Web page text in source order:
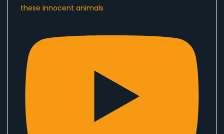
these innocent animals